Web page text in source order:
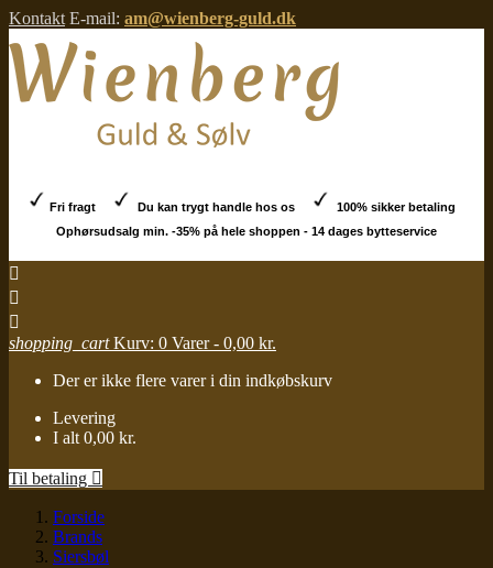
Kontakt E-mail: am@wienberg-guld.dk
Fri fragt Du kan trygt handle hos os
100% sikker betaling
Ophørsudsalg min. -35% på hele shoppen - 14 dages bytteservice



shopping_cart Kurv: 0 Varer - 0,00 kr.
Der er ikke flere varer i din indkøbskurv
Levering
I alt 0,00 kr.
Til betaling 
Forside
Brands
Siersbøl